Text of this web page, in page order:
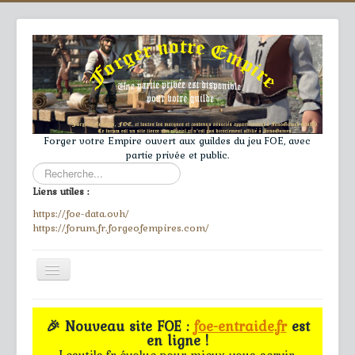
Forger votre Empire ouvert aux guildes du jeu FOE, avec
partie privée et public.
Rechercher
Liens utiles :
https://foe-data.ovh/
https://forum.fr.forgeofempires.com/
Toggle
Navigation
≡
Accueil
🎉 Nouveau site FOE :foe-entraide.frest
en ligne !